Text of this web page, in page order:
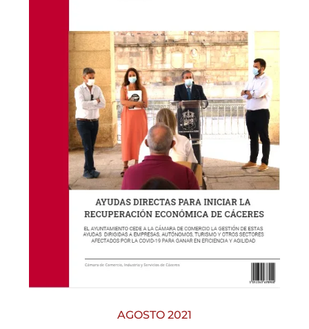
AGOSTO 2021